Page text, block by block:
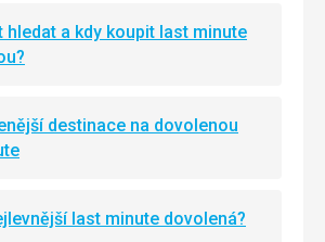
hledat a kdy koupit last minute
destinace na dovolenou
last minute dovolená?